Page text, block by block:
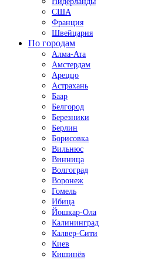
США
Франция
Швейцария
По городам
Алма-Ата
Амстердам
Ареццо
Астрахань
Баар
Белгород
Березники
Берлин
Борисовка
Вильнюс
Винница
Волгоград
Воронеж
Гомель
Ибица
Йошкар-Ола
Калининград
Калвер-Сити
Киев
Кишинёв